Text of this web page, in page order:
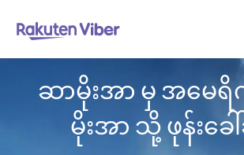
ဆာမိုးအာ မှ အမေ
မိုးအာ သို့ ဖုန်းခ